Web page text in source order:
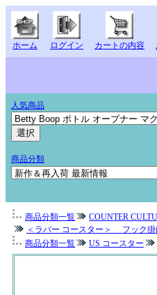
ホーム ログイン カートの内容
人気商品
商品分類
商品分類一覧
COUNTER
＜ラバー コースター＞ フック掛
商品分類一覧
US コースター